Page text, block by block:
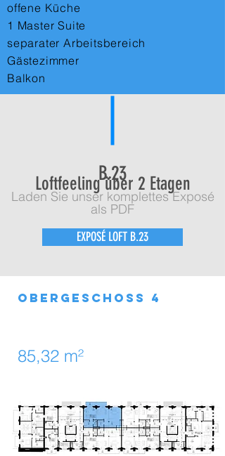
offene Küche
1 Master Suite
separater Arbeitsbereich
Gästezimmer
Balkon
B.23
Loftfeeling über 2 Etagen
Laden Sie unser komplettes Exposé
als PDF
EXPOSÉ LOFT B.23
obergeschoss 4
85,32 m²